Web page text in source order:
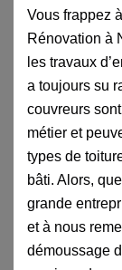
Vous frappez
Rénovation à
les travaux
a toujours su
couvreurs
métier et
types de
bâti. Alors,
grande
et à nous
démoussage